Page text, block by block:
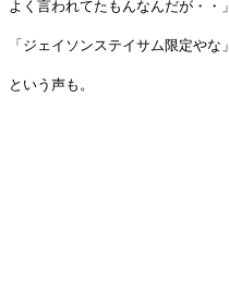
よく言われてたもんなんだが・・」
「ジェイソンステイサム限定やな」
という声も。